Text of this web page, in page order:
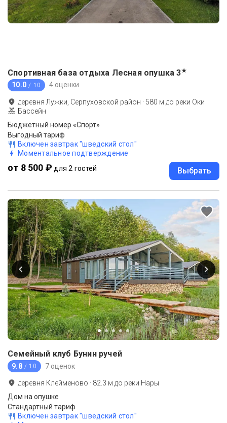
Спортивная база отдыха Лесная опушка 3★
10.0 / 10 4 оценки
деревня Лужки, Серпуховской район · 580 м до реки Оки
Бассейн
Бюджетный номер «Спорт»
Выгодный тариф
Включен завтрак "шведский стол"
Моментальное подтверждение
от 8 500 ₽ для 2 гостей Выбрать
Семейный клуб Бунин ручей
9.8 / 10 7 оценок
деревня Клейменово · 82.3 м до реки Нары
Дом на опушке
Стандартный тариф
Включен завтрак "шведский стол"